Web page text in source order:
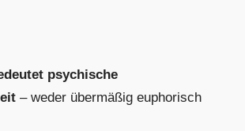
psychische
– weder übermäßig euphorisch